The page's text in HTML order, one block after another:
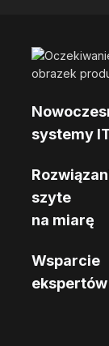
systemy
szyte
na miarę
Wsparcie
ekspertów